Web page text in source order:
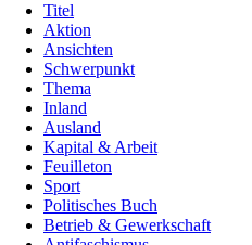
Titel
Aktion
Ansichten
Schwerpunkt
Thema
Inland
Ausland
Kapital & Arbeit
Feuilleton
Sport
Politisches Buch
Betrieb & Gewerkschaft